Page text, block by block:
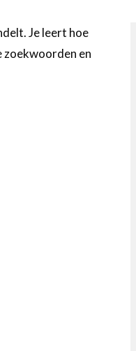
Je leert hoe
zoekwoorden en